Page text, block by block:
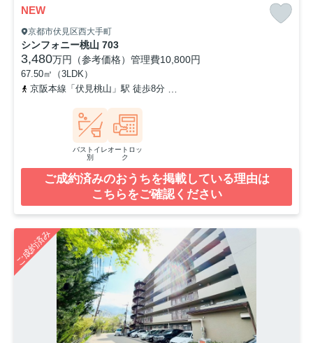
NEW
京都市伏見区西大手町
シンフォニー桃山 703
3,480万円（参考価格） 管理費10,800円
67.50㎡（3LDK）
京阪本線「伏見桃山」駅 徒歩8分
バストイレ
別
オートロッ
ク
ご成約済みのおうちを掲載している理由は
こちらをご確認ください
ご成約済み